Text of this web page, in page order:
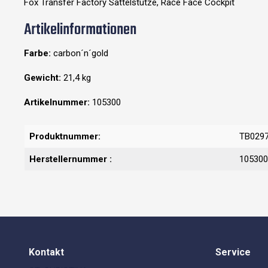
Fox Transfer Factory Sattelstütze, Race Face Cockpit
Artikelinformationen
Farbe: carbon´n´gold
Gewicht: 21,4 kg
Artikelnummer: 105300
Produktnummer:
Herstellernummer : 105300
Kontakt Service